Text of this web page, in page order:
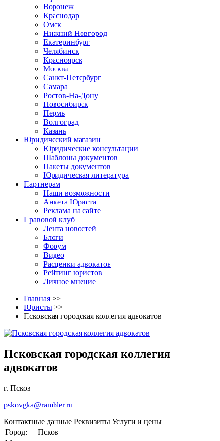
Воронеж
Краснодар
Омск
Нижний Новгород
Екатеринбург
Челябинск
Красноярск
Москва
Санкт-Петербург
Самара
Ростов-На-Дону
Новосибирск
Пермь
Волгоград
Казань
Юридический магазин
Юридические консультации
Шаблоны документов
Пакеты документов
Юридическая литература
Партнерам
Наши возможности
Анкета Юриста
Реклама на сайте
Правовой клуб
Лента новостей
Блоги
Форум
Видео
Расценки адвокатов
Рейтинг юристов
Личное мнение
Главная >>
Юристы >>
Псковская городская коллегия адвокатов
Псковская городская коллегия
адвокатов
г. Псков
pskovgka@rambler.ru
Контактные данные Реквизиты Услуги и цены
Город:
Псков